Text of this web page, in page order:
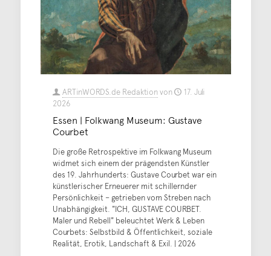
ARTinWORDS.de Redaktionvon
17. Juli
2026
Essen | Folkwang Museum: Gustave
Courbet
Die große Retrospektive im Folkwang Museum
widmet sich einem der prägendsten Künstler
des 19. Jahrhunderts: Gustave Courbet war ein
künstlerischer Erneuerer mit schillernder
Persönlichkeit – getrieben vom Streben nach
Unabhängigkeit. "ICH, GUSTAVE COURBET.
Maler und Rebell" beleuchtet Werk & Leben
Courbets: Selbstbild & Öffentlichkeit, soziale
Realität, Erotik, Landschaft & Exil. | 2026